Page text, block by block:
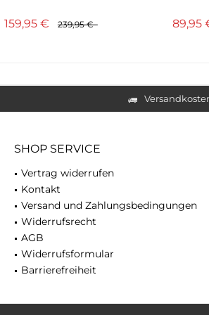
159,95 € 239,95 € 89,95
SHOP SERVICE
Vertrag widerrufen
Kontakt
Versand und Zahlungsbedingungen
Widerrufsrecht
AGB
Widerrufsformular
Barrierefreiheit